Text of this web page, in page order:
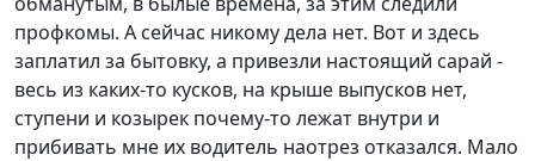
профкомы. А сейчас никому дела нет. Вот и здесь
заплатил за бытовку, а привезли настоящий сарай -
весь из каких-то кусков, на крыше выпусков нет,
ступени и козырек почему-то лежат внутри и
прибивать мне их водитель наотрез отказался. Мало